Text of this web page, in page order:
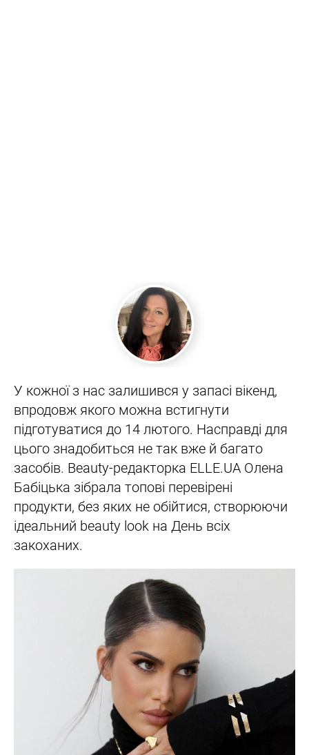
У кожної з нас залишився у запасі вікенд,
впродовж якого можна встигнути
підготуватися до 14 лютого. Насправді для
цього знадобиться не так вже й багато
засобів. Beauty-редакторка ELLE.UA Олена
Бабіцька зібрала топові перевірені
продукти, без яких не обійтися, створюючи
ідеальний beauty look на День всіх
закоханих.